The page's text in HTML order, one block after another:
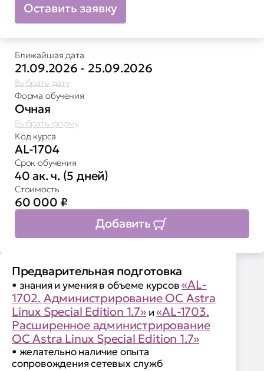
Оставить заявку
Ближайшая дата
21.09.2026 - 25.09.2026
Выбрать дату
Форма обучения
Очная
Выбрать форму
Код курса
AL-1704
Срок обучения
40 ак. ч. (5 дней)
Стоимость
60 000 ₽
Добавить
Предварительная подготовка
• знания и умения в объеме курсов«AL-
1702. Администрирование ОС Astra
Linux Special Edition 1.7»и«AL-1703.
Расширенное администрирование
OC Astra Linux Special Edition 1.7»
• желательно наличие опыта
сопровождения сетевых служб